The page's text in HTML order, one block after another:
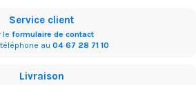
Service client
le formulaire de contact
au 04 67 28 71 10
Livraison